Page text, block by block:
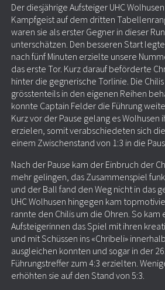
Der diesjährige Aufsteiger UHC
Kampfgeist auf dem dritten
waren sie als erster Gegner in dieser
unterschätzen. Den besseren Start
nach fünf Minuten erzielte unsere
das erste Tor. Kurz darauf beförderte
hinter die gegnerische Torlinie. Die
grösstenteils in den eigenen Reihen
konnte Captain Felder die Führung
Kurz vor der Pause gelang es Wolhusen
erzielen, somit verabschiedeten sich
einem Zwischenstand von 1:3 in die
Nach der Pause kam der Einbruch der
mehr gelingen, das Zusammenspiel
und der Ball fand den Weg nicht in das
UHC Wolhusen hingegen kam
rannte den Chilis um die Ohren. So kam
Aufsteigerinnen das Spiel mit ihren
und mit Schüssen ins «Chribeli»
ausgleichen konnten und sogar in der
Führungstreffer zum 4:3 erzielten.
erhöhten sie auf den Stand von 5:3.